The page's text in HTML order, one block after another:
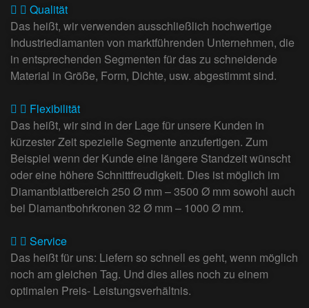
Qualität
Das heißt, wir verwenden ausschließlich hochwertige
Industriediamanten von marktführenden Unternehmen, die
in entsprechenden Segmenten für das zu schneidende
Material in Größe, Form, Dichte, usw. abgestimmt sind.
Flexibilität
Das heißt, wir sind in der Lage für unsere Kunden in
kürzester Zeit spezielle Segmente anzufertigen. Zum
Beispiel wenn der Kunde eine längere Standzeit wünscht
oder eine höhere Schnittfreudigkeit. Dies ist möglich im
Diamantblattbereich 250 Ø mm – 3500 Ø mm sowohl auch
bei Diamantbohrkronen 32 Ø mm – 1000 Ø mm.
Service
Das heißt für uns: Liefern so schnell es geht, wenn möglich
noch am gleichen Tag. Und dies alles noch zu einem
optimalen Preis- Leistungsverhältnis.